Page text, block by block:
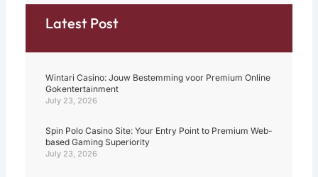
Latest Post
Wintari Casino: Jouw Bestemming voor Premium Online
Gokentertainment
July 23, 2026
Spin Polo Casino Site: Your Entry Point to Premium Web-
based Gaming Superiority
July 23, 2026